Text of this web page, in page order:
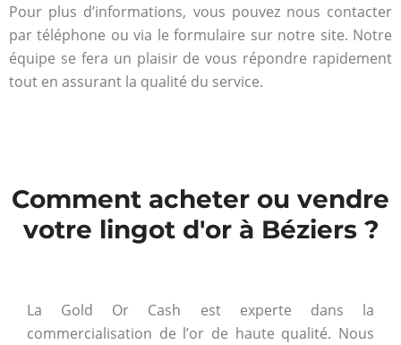
Pour plus d’informations, vous pouvez nous contacter
par téléphone ou via le formulaire sur notre site. Notre
équipe se fera un plaisir de vous répondre rapidement
tout en assurant la qualité du service.
Comment acheter ou vendre
votre lingot d'or à Béziers ?
La Gold Or Cash est experte dans la
commercialisation de l’or de haute qualité. Nous